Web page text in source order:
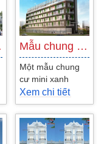
Mẫu chung cư mini được thiết kế theo phong…
Một mẫu chung
cư mini xanh
được thiết kế
theo phong cách
hiện đại tại quận
bình tân là...
Xem chi tiết